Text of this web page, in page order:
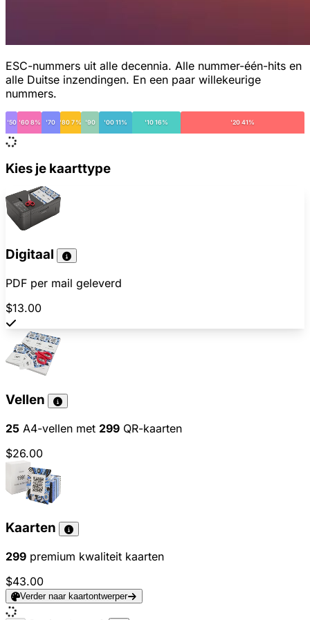
ESC-nummers uit alle decennia. Alle nummer-één-hits en
alle Duitse inzendingen. En een paar willekeurige
nummers.
'50 '60 8% '70 '80 7% '90 '00 11% '10 16% '20 41%
Kies je kaarttype
Digitaal
PDF per mail geleverd
$13.00
Vellen
25 A4-vellen met 299 QR-kaarten
$26.00
Kaarten
299 premium kwaliteit kaarten
$43.00
Verder naar kaartontwerper